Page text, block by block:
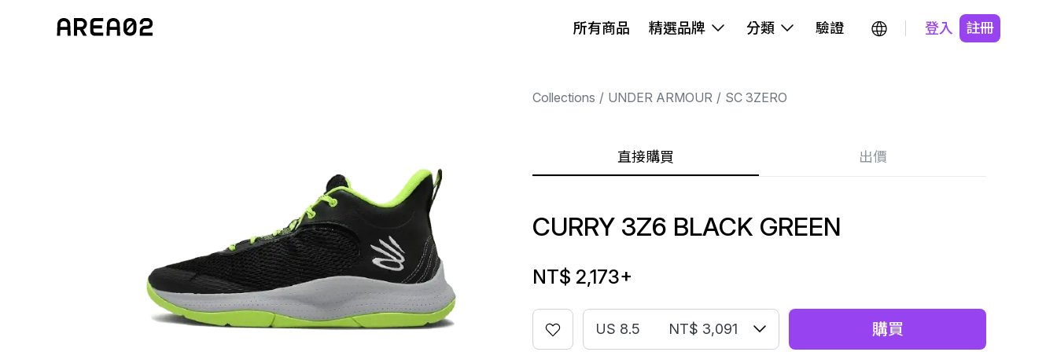
所有商品 精選品牌 分類 驗證 登入 註冊
Collections UNDER ARMOUR SC 3ZERO
直接購買 出價
CURRY 3Z6 BLACK GREEN
NT$ 2,173+
US 8.5 NT$ 3,091 購買